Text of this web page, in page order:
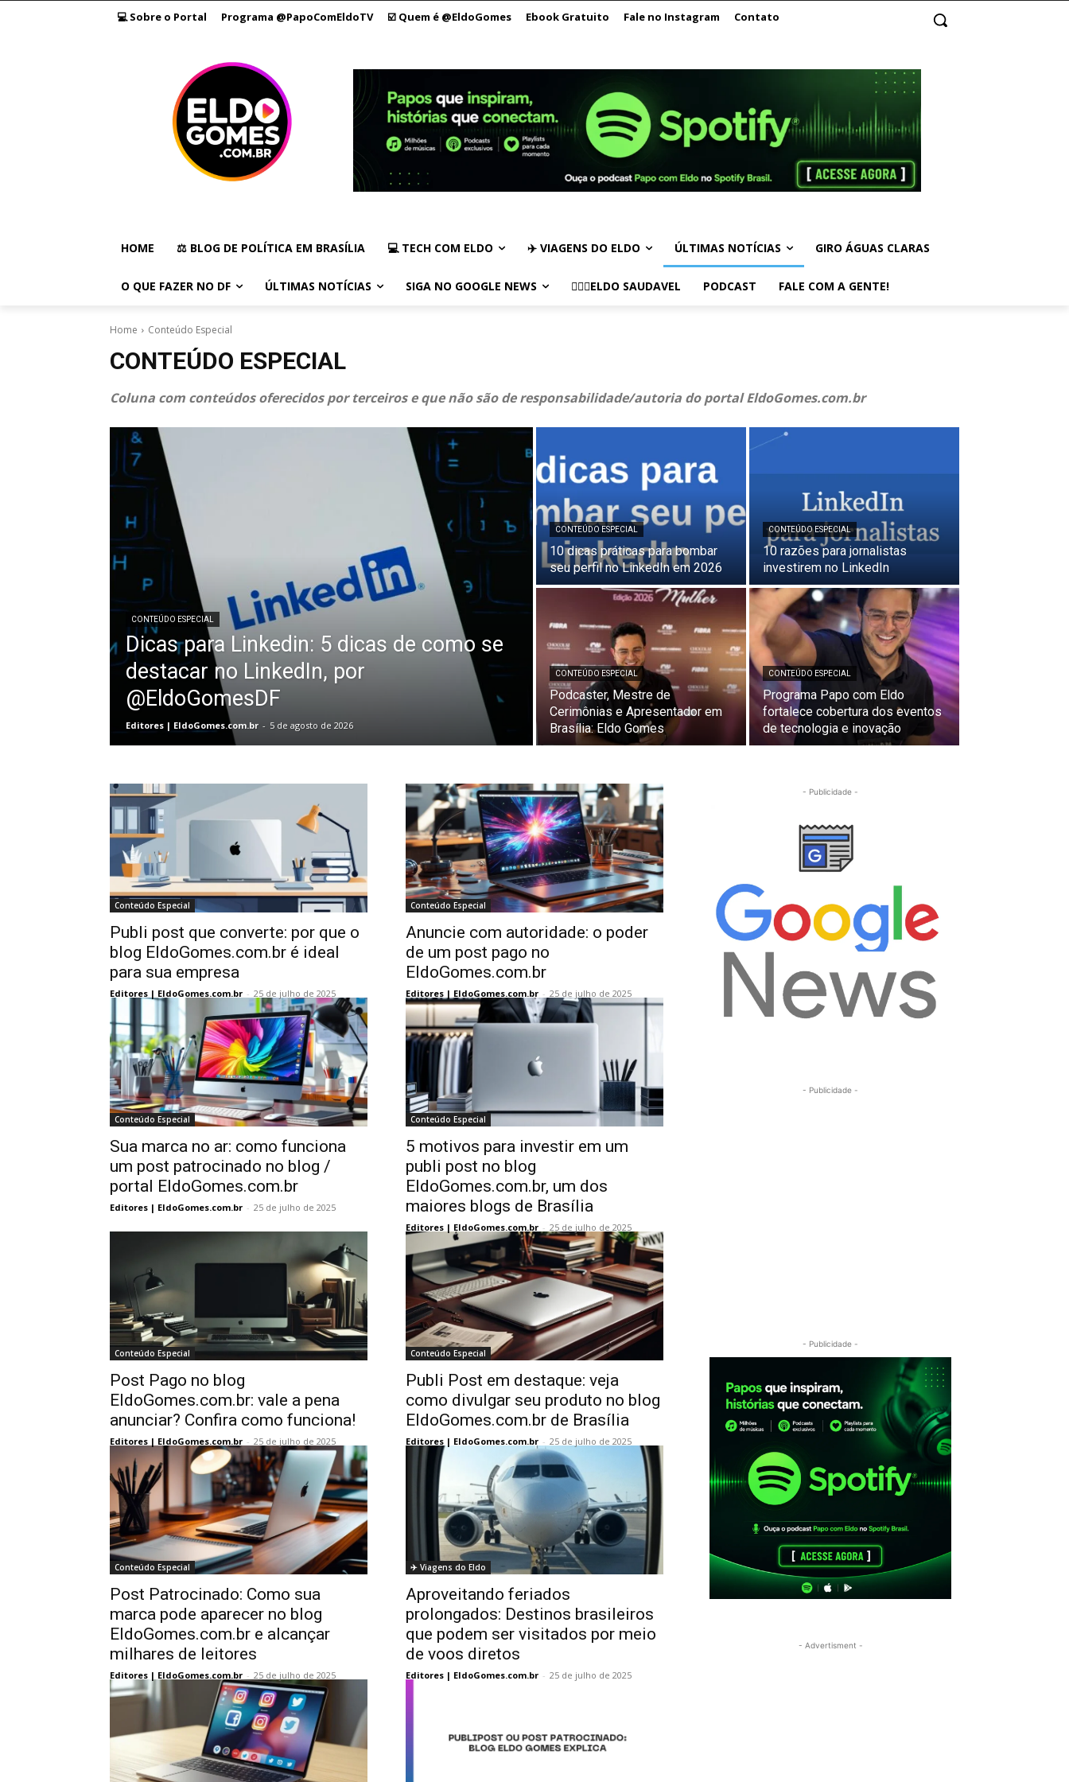
💻 Sobre o Portal Programa @PapoComEldoTV ☑️ Quem é @EldoGomes Ebook Gratuito Fale no Instagram Contato
HOME ⚖️ BLOG DE POLÍTICA EM BRASÍLIA 💻 TECH COM ELDO ✈️ VIAGENS DO ELDO ÚLTIMAS NOTÍCIAS GIRO ÁGUAS CLARAS
O QUE FAZER NO DF ÚLTIMAS NOTÍCIAS SIGA NO GOOGLE NEWS 🏃🏻‍♂️ELDO SAUDAVEL PODCAST FALE COM A GENTE!
Home Conteúdo Especial
CONTEÚDO ESPECIAL
Coluna com conteúdos oferecidos por terceiros e que não são de responsabilidade/autoria do portal EldoGomes.com.br
CONTEÚDO ESPECIAL
Dicas para Linkedin: 5 dicas de como se
destacar no LinkedIn, por
@EldoGomesDF
Editores | EldoGomes.com.br - 5 de agosto de 2026
CONTEÚDO ESPECIAL
10 dicas práticas para bombar
seu perfil no LinkedIn em 2026
CONTEÚDO ESPECIAL
10 razões para jornalistas
investirem no LinkedIn
CONTEÚDO ESPECIAL
Podcaster, Mestre de
Cerimônias e Apresentador em
Brasília: Eldo Gomes
CONTEÚDO ESPECIAL
Programa Papo com Eldo
fortalece cobertura dos eventos
de tecnologia e inovação
Conteúdo Especial
Publi post que converte: por que o
blog EldoGomes.com.br é ideal
para sua empresa
Editores | EldoGomes.com.br - 25 de julho de 2025
Conteúdo Especial
Anuncie com autoridade: o poder
de um post pago no
EldoGomes.com.br
Editores | EldoGomes.com.br - 25 de julho de 2025
Conteúdo Especial
Sua marca no ar: como funciona
um post patrocinado no blog /
portal EldoGomes.com.br
Editores | EldoGomes.com.br - 25 de julho de 2025
Conteúdo Especial
5 motivos para investir em um
publi post no blog
EldoGomes.com.br, um dos
maiores blogs de Brasília
Editores | EldoGomes.com.br - 25 de julho de 2025
Conteúdo Especial
Post Pago no blog
EldoGomes.com.br: vale a pena
anunciar? Confira como funciona!
Editores | EldoGomes.com.br - 25 de julho de 2025
Conteúdo Especial
Publi Post em destaque: veja
como divulgar seu produto no blog
EldoGomes.com.br de Brasília
Editores | EldoGomes.com.br - 25 de julho de 2025
Conteúdo Especial
Post Patrocinado: Como sua
marca pode aparecer no blog
EldoGomes.com.br e alcançar
milhares de leitores
Editores | EldoGomes.com.br - 25 de julho de 2025
✈️ Viagens do Eldo
Aproveitando feriados
prolongados: Destinos brasileiros
que podem ser visitados por meio
de voos diretos
Editores | EldoGomes.com.br - 25 de julho de 2025
- Publicidade -
- Publicidade -
- Publicidade -
- Advertisment -